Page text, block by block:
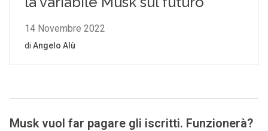
Musk vuol far pagare gli iscritti. Funzionerà?